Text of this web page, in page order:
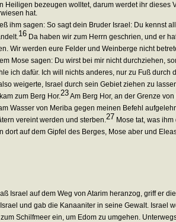
bezeugen wolltet, darum werdet ihr
hat.
ihm sagen: So sagt dein Bruder Israel: Du kennst
16 Da haben wir zum Herrn geschrien, und er
Wir werden eure Felder und Weinberge nicht
Mose sagen: Du wirst bei mir nicht durchziehen,
ich dafür. Ich will nichts anderes, nur zu Fuß durch
weigerte, Israel durch sein Gebiet ziehen zu
zum Berg Hor.23Am Berg Hor, an der Grenze
Wasser von Meriba gegen meinen Befehl
vereint werden und sterben.27 Mose tat, was
auf dem Gipfel des Berges, Mose aber und
Israel auf dem Weg von Atarim heranzog, griff er
und gab die Kanaaniter in seine Gewalt. Israel
Schilfmeer ein, um Edom zu umgehen.